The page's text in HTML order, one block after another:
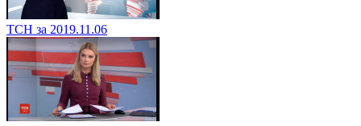
ТСН за 2019.11.08